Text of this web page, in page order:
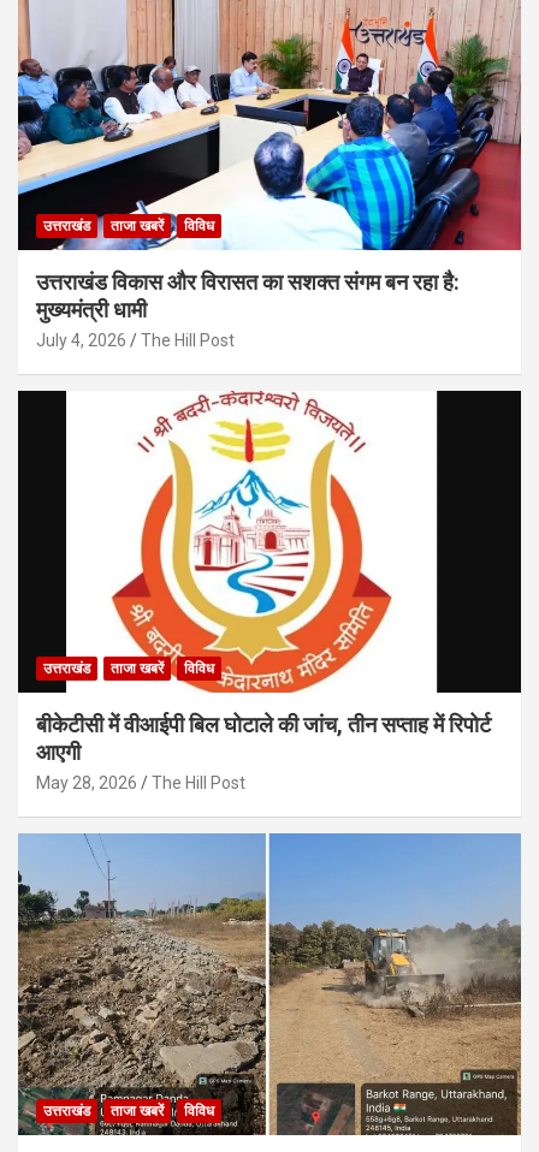
उत्तराखंड ताजा खबरें विविध
उत्तराखंड विकास और विरासत का सशक्त संगम बन रहा है:
मुख्यमंत्री धामी
July 4, 2026 The Hill Post
उत्तराखंड ताजा खबरें विविध
बीकेटीसी में वीआईपी बिल घोटाले की जांच, तीन सप्ताह में रिपोर्ट
आएगी
May 28, 2026 The Hill Post
उत्तराखंड ताजा खबरें विविध